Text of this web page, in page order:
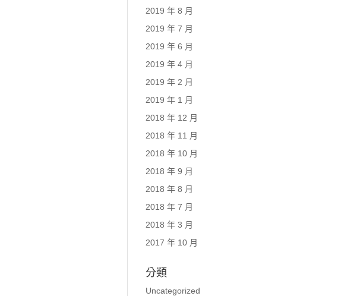
2019 年 8 月
2019 年 7 月
2019 年 6 月
2019 年 4 月
2019 年 2 月
2019 年 1 月
2018 年 12 月
2018 年 11 月
2018 年 10 月
2018 年 9 月
2018 年 8 月
2018 年 7 月
2018 年 3 月
2017 年 10 月
分類
Uncategorized